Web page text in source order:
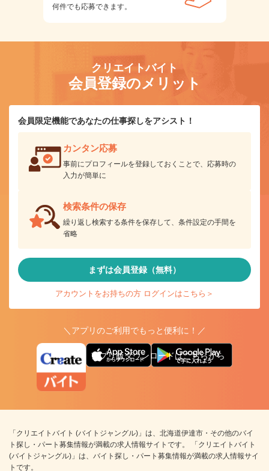
何件でも応募できます。
クリエイトバイト
会員登録のメリット
会員限定機能であなたの仕事探しをアシスト！
カンタン応募
事前にプロフィールを登録しておくことで、応募時の
入力が簡単に
検索条件の保存
繰り返し検索する条件を保存して、条件設定の手間を
省略
まずは会員登録（無料）
アカウントをお持ちの方 ログインはこちら＞
＼アプリのご利用でもっと便利に！／
アプリ版ダウンロードはこちらから
「クリエイトバイト (バイトジャングル)」は、北海道伊達市・その他のバイ
ト探し・パート募集情報が満載の求人情報サイトです。 「クリエイトバイト
(バイトジャングル)」は、バイト探し・パート募集情報が満載の求人情報サイ
トです。